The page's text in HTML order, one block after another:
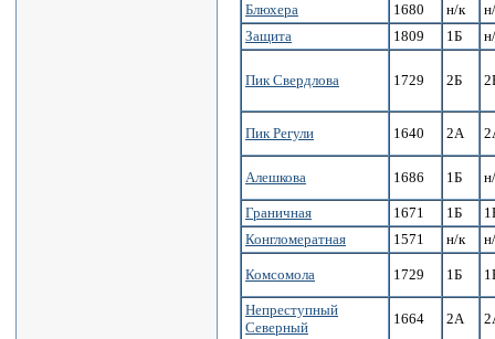
Блюхера 1680 н/к
Защита
1809 1Б
Пик Свердлова 1729 2Б
Пик Регули 1640 2А
Алешкова 1686 1Б
Граничная 1671 1Б
Конгломератная
1571 н/к
Комсомола 1729 1Б
Непреступный
Северный
1664 2А